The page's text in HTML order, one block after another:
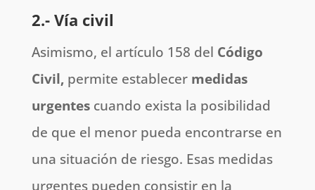
2.- Vía civil
Asimismo, el artículo 158 del Código
Civil,permite establecer medidas
urgentescuando exista la posibilidad
de que el menor pueda encontrarse en
una situación de riesgo. Esas medidas
urgentes pueden consistir en la